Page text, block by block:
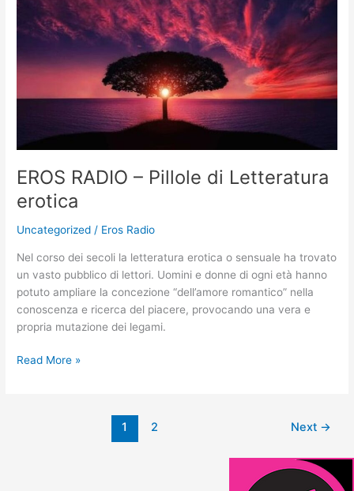
EROS RADIO – Pillole di Letteratura
erotica
Uncategorized / Eros Radio
Nel corso dei secoli la letteratura erotica o sensuale ha trovato
un vasto pubblico di lettori. Uomini e donne di ogni età hanno
potuto ampliare la concezione “dell’amore romantico” nella
conoscenza e ricerca del piacere, provocando una vera e
propria mutazione dei legami.
Pillole
Letteratura
Read More »
1 2 Next →